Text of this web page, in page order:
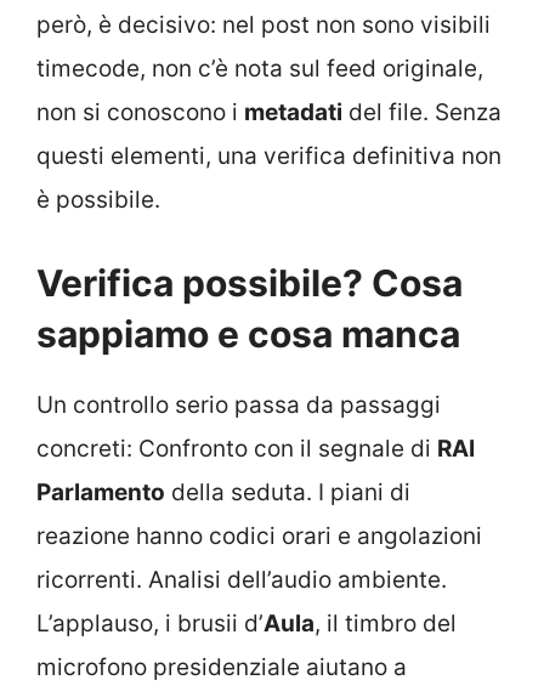
però, è decisivo: nel post non sono visibili
timecode, non c’è nota sul feed originale,
non si conoscono i metadati del file. Senza
questi elementi, una verifica definitiva non
è possibile.
Verifica possibile? Cosa
sappiamo e cosa manca
Un controllo serio passa da passaggi
concreti: Confronto con il segnale di RAI
Parlamento della seduta. I piani di
reazione hanno codici orari e angolazioni
ricorrenti. Analisi dell’audio ambiente.
L’applauso, i brusii d’Aula, il timbro del
microfono presidenziale aiutano a